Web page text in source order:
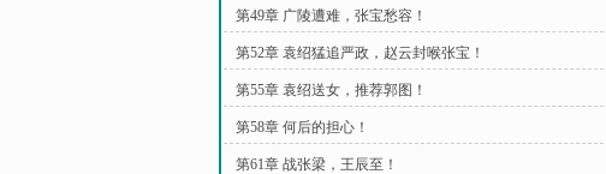
第49章 广陵遭难，张宝愁容！
第52章 袁绍猛追严政，赵云封喉张宝！
第55章 袁绍送女，推荐郭图！
第58章 何后的担心！
第61章 战张梁，王辰至！